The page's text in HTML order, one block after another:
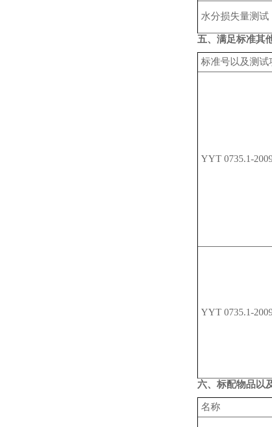
水分损失量测试
五、满足标准其
标准号以及测试
YYT 0735.1-
YYT 0735.1-
六、标配物品以
名称